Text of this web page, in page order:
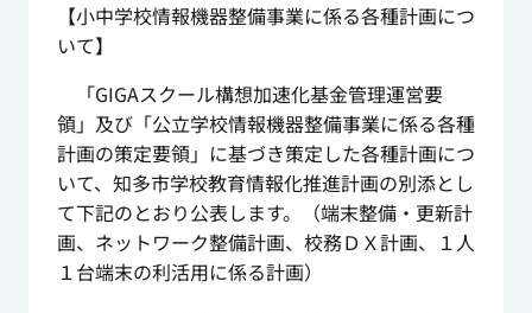
【小中学校情報機器整備事業に係る各種計画につ
いて】
「GIGAスクール構想加速化基金管理運営要
領」及び「公立学校情報機器整備事業に係る各種
計画の策定要領」に基づき策定した各種計画につ
いて、知多市学校教育情報化推進計画の別添とし
て下記のとおり公表します。（端末整備・更新計
画、ネットワーク整備計画、校務ＤＸ計画、１人
１台端末の利活用に係る計画）